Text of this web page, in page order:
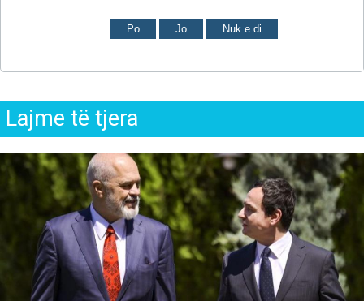
Po Jo Nuk e di
Lajme të tjera